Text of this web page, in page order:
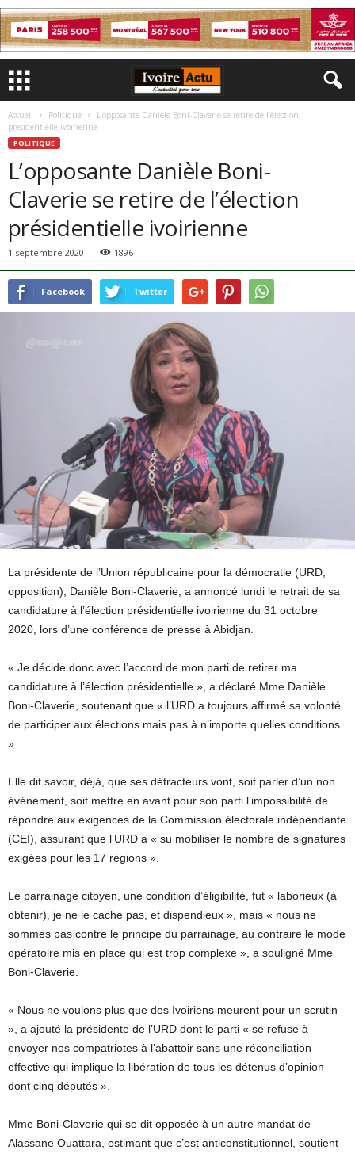
Accueil Politique
L’opposante Danièle Boni-Claverie se retire de l’élection
présidentielle ivoirienne
POLITIQUE
L’opposante Danièle Boni-
Claverie se retire de l’élection
présidentielle ivoirienne
1 septembre 2020 1896
Facebook Twitter
La présidente de l’Union républicaine pour la démocratie (URD,
opposition), Danièle Boni-Claverie, a annoncé lundi le retrait de sa
candidature à l’élection présidentielle ivoirienne du 31 octobre
2020, lors d’une conférence de presse à Abidjan.
« Je décide donc avec l’accord de mon parti de retirer ma
candidature à l’élection présidentielle », a déclaré Mme Danièle
Boni-Claverie, soutenant que « l’URD a toujours affirmé sa volonté
de participer aux élections mais pas à n’importe quelles conditions
».
Elle dit savoir, déjà, que ses détracteurs vont, soit parler d’un non
événement, soit mettre en avant pour son parti l’impossibilité de
répondre aux exigences de la Commission électorale indépendante
(CEI), assurant que l’URD a « su mobiliser le nombre de signatures
exigées pour les 17 régions ».
Le parrainage citoyen, une condition d’éligibilité, fut « laborieux (à
obtenir), je ne le cache pas, et dispendieux », mais « nous ne
sommes pas contre le principe du parrainage, au contraire le mode
opératoire mis en place qui est trop complexe », a souligné Mme
Boni-Claverie.
« Nous ne voulons plus que des Ivoiriens meurent pour un scrutin
», a ajouté la présidente de l’URD dont le parti « se refuse à
envoyer nos compatriotes à l’abattoir sans une réconciliation
effective qui implique la libération de tous les détenus d’opinion
dont cinq députés ».
Mme Boni-Claverie qui se dit opposée à un autre mandat de
Alassane Ouattara, estimant que c’est anticonstitutionnel, soutient